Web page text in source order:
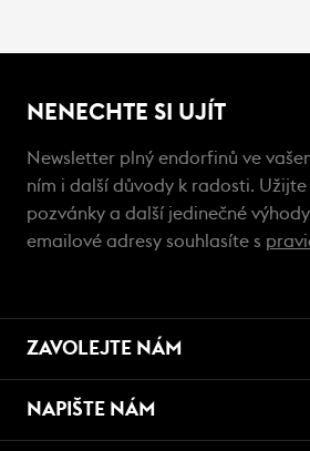
NENECHTE SI UJÍT
Newsletter plný endorfinů ve
ním i další důvody k radosti. Užijte
pozvánky a další jedinečné
emailové adresy souhlasíte s
ZAVOLEJTE NÁM
NAPIŠTE NÁM